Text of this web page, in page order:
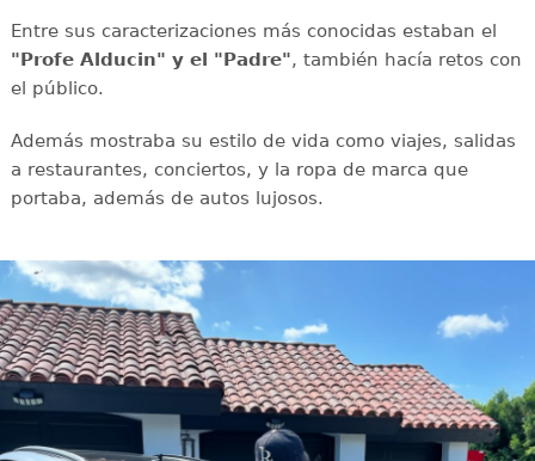
Entre sus caracterizaciones más conocidas estaban el
"Profe Alducin" y el "Padre", también hacía retos con
el público.
Además mostraba su estilo de vida como viajes, salidas
a restaurantes, conciertos, y la ropa de marca que
portaba, además de autos lujosos.